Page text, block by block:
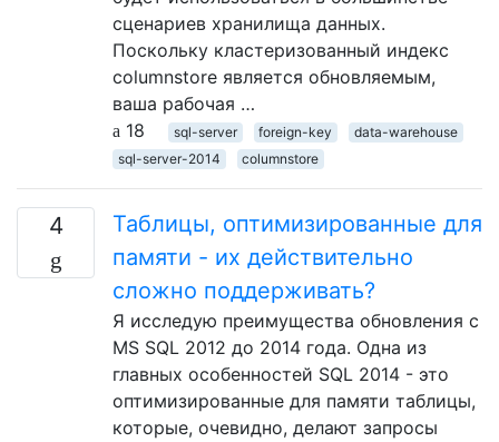
сценариев хранилища данных.
Поскольку кластеризованный индекс
columnstore является обновляемым,
ваша рабочая …
18
sql-server foreign-key
data-warehouse
sql-server-2014
columnstore
4
Таблицы, оптимизированные для
памяти - их действительно
сложно поддерживать?
Я исследую преимущества обновления с
MS SQL 2012 до 2014 года. Одна из
главных особенностей SQL 2014 - это
оптимизированные для памяти таблицы,
которые, очевидно, делают запросы